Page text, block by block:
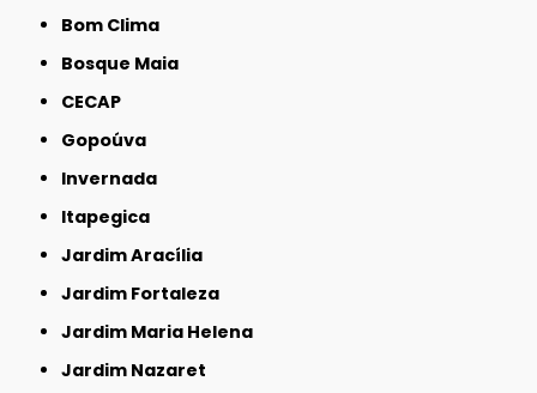
Bom Clima
Bosque Maia
CECAP
Gopoúva
Invernada
Itapegica
Jardim Aracília
Jardim Fortaleza
Jardim Maria Helena
Jardim Nazaret